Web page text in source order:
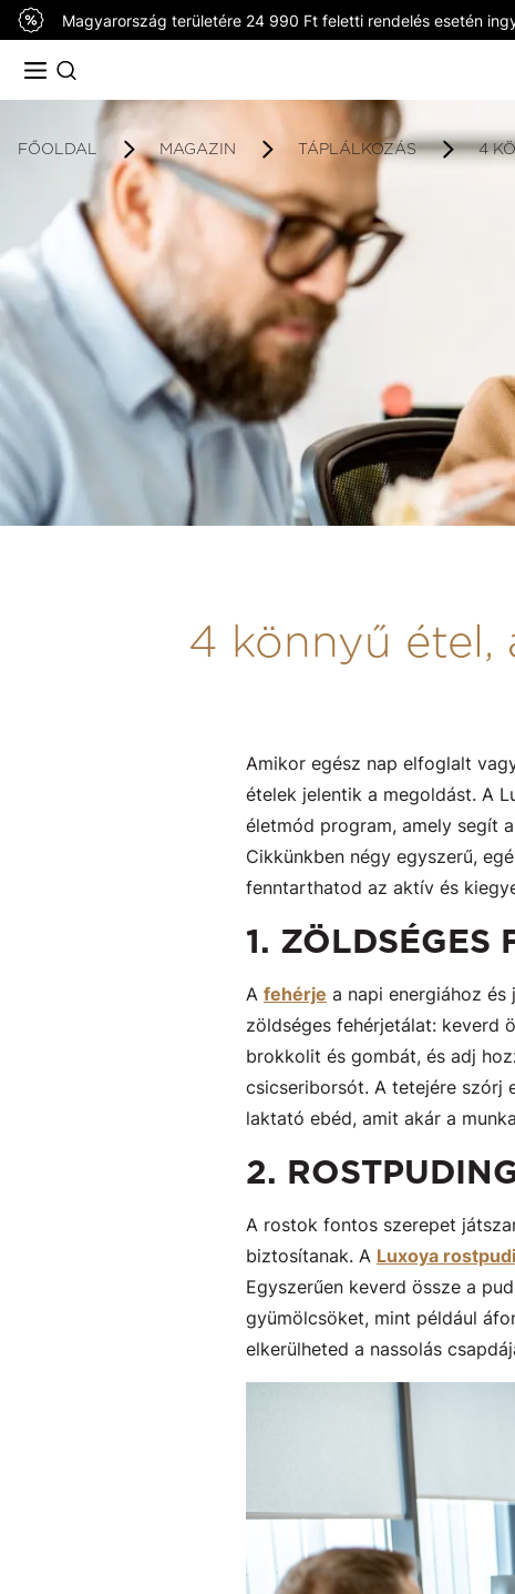
Magyarország területére 24 990 Ft feletti rendelés esetén
FŐOLDAL MAGAZIN TÁPLÁLKOZÁS 4
4 könnyű étel,
Amikor egész nap elfoglalt
ételek jelentik a megoldást. A
életmód program, amely segít
Cikkünkben négy egyszerű,
fenntarthatod az aktív és
1. ZÖLDSÉGES
A fehérje a napi energiához
zöldséges fehérjetálat: keverd
brokkolit és gombát, és adj
csicseriborsót. A tetejére szórj
laktató ebéd, amit akár a
2.
A rostok fontos szerepet
biztosítanak. A Luxoya
Egyszerűen keverd össze a
gyümölcsöket, mint például
elkerülheted a nassolás